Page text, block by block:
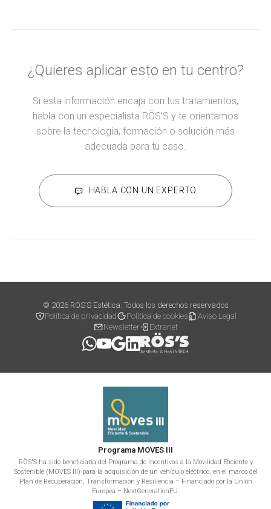
¿Quieres aplicar esto en tu centro?
Si esta información encaja con tus tratamientos,
habla con un especialista RÖS’S y te orientamos
sobre la tecnología, formación o solución más
adecuada para tu caso.
HABLA CON UN EXPERTO
© 2026 RÖS’S Estética. Todos los derechos reservados
Política de privacidad
Política de cookies
Aviso Legal
Newsletter
Extranet
Programa MOVES III
RÖS'S ha sido beneficiaria del Programa de Incentivos a la Movilidad Eficiente y
Sostenible (MOVES III) para la adquisición de un vehículo eléctrico, en el marco del
Plan de Recuperación, Transformación y Resiliencia – Financiado por la Unión
Europea – NextGenerationEU.